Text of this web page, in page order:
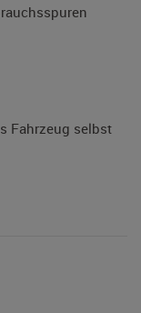
Fahrzeug selbst